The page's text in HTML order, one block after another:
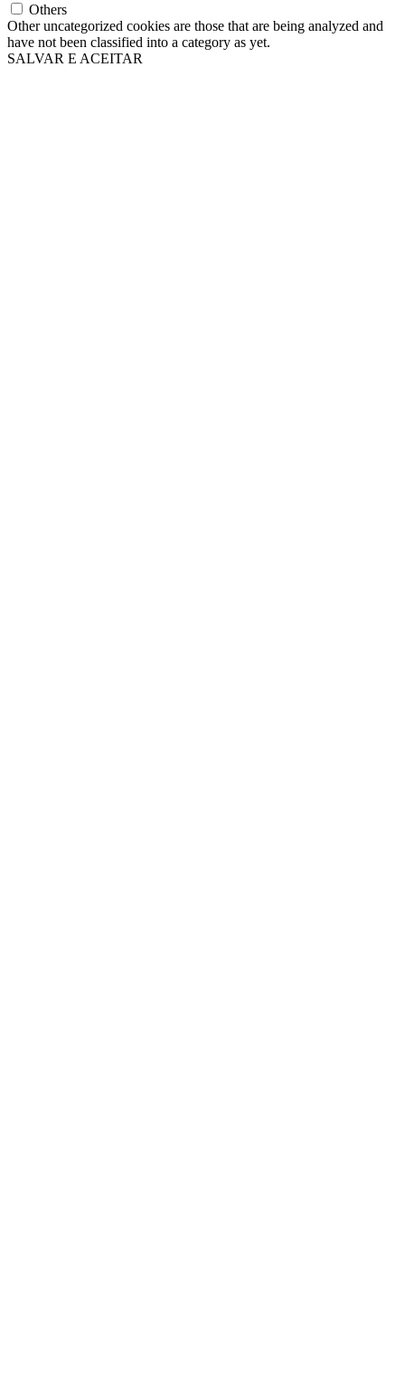
Others
Other uncategorized cookies are those that are being analyzed and
have not been classified into a category as yet.
SALVAR E ACEITAR